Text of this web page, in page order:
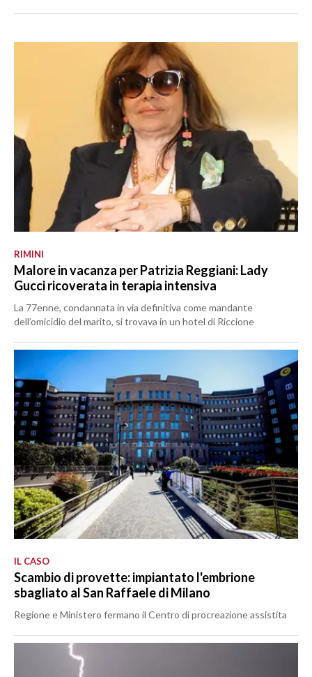
RIMINI
Malore in vacanza per Patrizia Reggiani: Lady
Gucci ricoverata in terapia intensiva
La 77enne, condannata in via definitiva come mandante
dell’omicidio del marito, si trovava in un hotel di Riccione
IL CASO
Scambio di provette: impiantato l'embrione
sbagliato al San Raffaele di Milano
Regione e Ministero fermano il Centro di procreazione assistita